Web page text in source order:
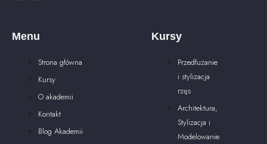
Menu
Strona główna
Kursy
O akademii
Kontakt
Blog Akademii
Kursy
Przedłużanie
i stylizacja
rzęs
Architektura,
Stylizacja i
Modelowanie